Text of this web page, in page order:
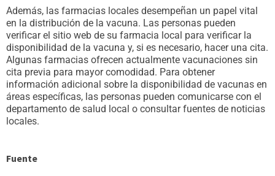
Además, las farmacias locales desempeñan un papel vital
en la distribución de la vacuna. Las personas pueden
verificar el sitio web de su farmacia local para verificar la
disponibilidad de la vacuna y, si es necesario, hacer una cita.
Algunas farmacias ofrecen actualmente vacunaciones sin
cita previa para mayor comodidad. Para obtener
información adicional sobre la disponibilidad de vacunas en
áreas específicas, las personas pueden comunicarse con el
departamento de salud local o consultar fuentes de noticias
locales.
Fuente